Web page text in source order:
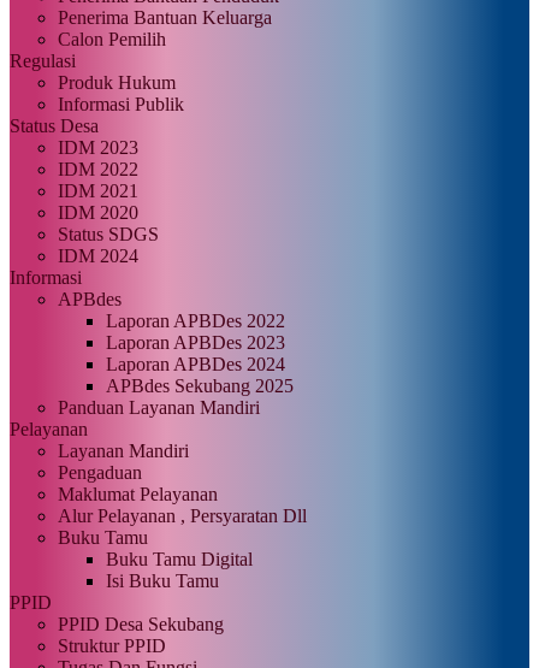
Penerima Bantuan Keluarga
Calon Pemilih
Regulasi
Produk Hukum
Informasi Publik
Status Desa
IDM 2023
IDM 2022
IDM 2021
IDM 2020
Status SDGS
IDM 2024
Informasi
APBdes
Laporan APBDes 2022
Laporan APBDes 2023
Laporan APBDes 2024
APBdes Sekubang 2025
Panduan Layanan Mandiri
Pelayanan
Layanan Mandiri
Pengaduan
Maklumat Pelayanan
Alur Pelayanan , Persyaratan Dll
Buku Tamu
Buku Tamu Digital
Isi Buku Tamu
PPID
PPID Desa Sekubang
Struktur PPID